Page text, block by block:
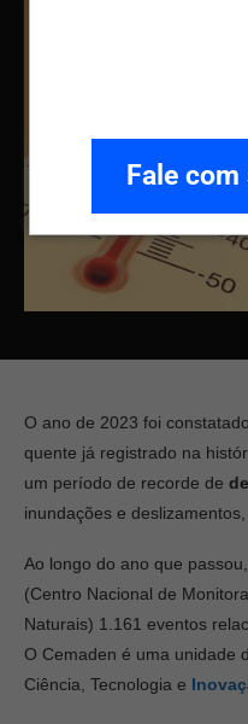
Fale
O ano de 2023 foi
quente já registrado na
um período de recorde de
inundações e
Ao longo do ano que
(Centro Nacional de
Naturais) 1.161 eventos
O Cemaden é uma unidade
Ciência, Tecnologia e